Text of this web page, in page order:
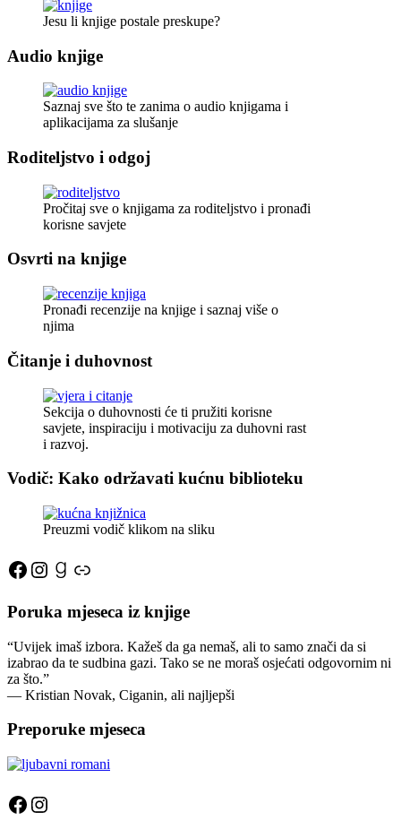
Jesu li knjige postale preskupe?
Audio knjige
Saznaj sve što te zanima o audio knjigama i
aplikacijama za slušanje
Roditeljstvo i odgoj
Pročitaj sve o knjigama za roditeljstvo i pronađi
korisne savjete
Osvrti na knjige
Pronađi recenzije na knjige i saznaj više o
njima
Čitanje i duhovnost
Sekcija o duhovnosti će ti pružiti korisne
savjete, inspiraciju i motivaciju za duhovni rast
i razvoj.
Vodič: Kako održavati kućnu biblioteku
Preuzmi vodič klikom na sliku
Facebook
Instagram
Goodreads
Link
Poruka mjeseca iz knjige
“Uvijek imaš izbora. Kažeš da ga nemaš, ali to samo znači da si
izabrao da te sudbina gazi. Tako se ne moraš osjećati odgovornim ni
za što.”
― Kristian Novak, Ciganin, ali najljepši
Preporuke mjeseca
Facebook
Instagram